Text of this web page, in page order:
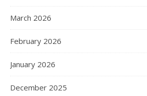
March 2026
February 2026
January 2026
December 2025